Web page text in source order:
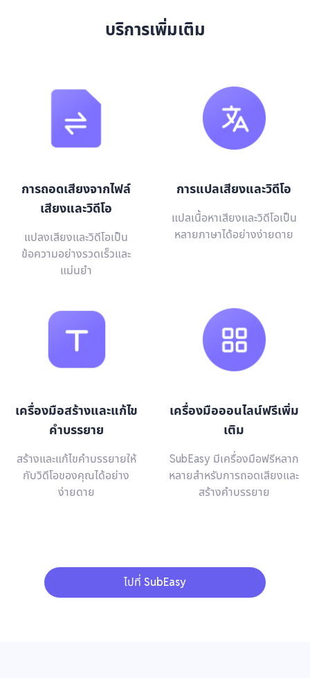
บริการเพิ่มเติม
การถอดเสียงจากไฟล์
เสียงและวิดีโอ
แปลงเสียงและวิดีโอเป็น
ข้อความอย่างรวดเร็วและ
แม่นยำ
การแปลเสียงและวิดีโอ
แปลเนื้อหาเสียงและวิดีโอเป็น
หลายภาษาได้อย่างง่ายดาย
เครื่องมือสร้างและแก้ไข
คำบรรยาย
สร้างและแก้ไขคำบรรยายให้
กับวิดีโอของคุณได้อย่าง
ง่ายดาย
เครื่องมือออนไลน์ฟรีเพิ่ม
เติม
SubEasy มีเครื่องมือฟรีหลาก
หลายสำหรับการถอดเสียงและ
สร้างคำบรรยาย
ไปที่ SubEasy